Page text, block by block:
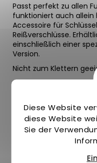
Diese Website
diese Website
Sie der
Passt perfekt zu allen
funktioniert auch allein
Accessoire für
Reißverschlüsse.
einschließlich einer
Version.
Nicht zum Klettern
Kompatibel mit
Entworfen und